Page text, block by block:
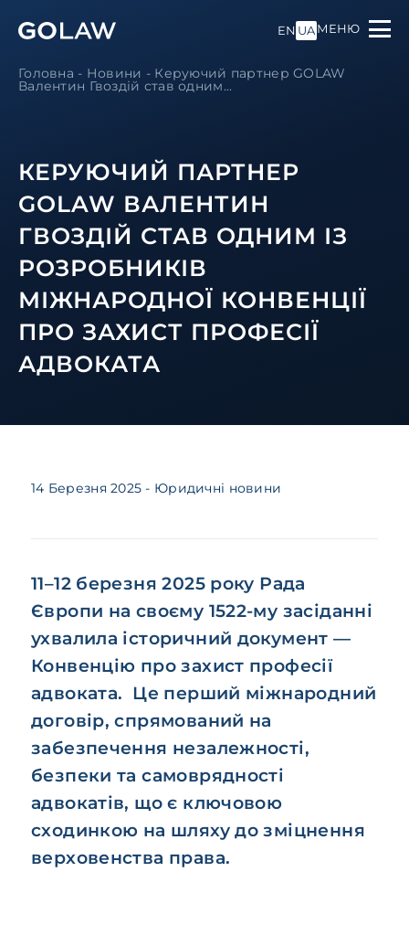
EN UAМЕНЮ
Головна - Новини - Керуючий партнер GOLAW
Валентин Гвоздій став одним...
КЕРУЮЧИЙ ПАРТНЕР
GOLAW ВАЛЕНТИН
ГВОЗДІЙ СТАВ ОДНИМ ІЗ
РОЗРОБНИКІВ
МІЖНАРОДНОЇ КОНВЕНЦІЇ
ПРО ЗАХИСТ ПРОФЕСІЇ
АДВОКАТА
14 Березня 2025 - Юридичні новини
11–12 березня 2025 року Рада
Європи на своєму 1522-му засіданні
ухвалила історичний документ —
Конвенцію про захист професії
адвоката. Це перший міжнародний
договір, спрямований на
забезпечення незалежності,
безпеки та самоврядності
адвокатів, що є ключовою
сходинкою на шляху до зміцнення
верховенства права.